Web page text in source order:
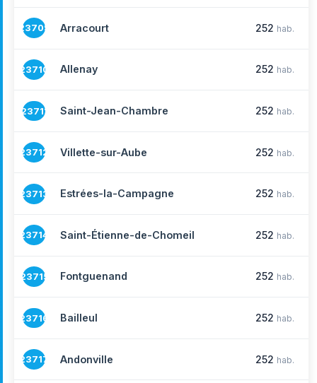
23709 Arracourt 252 hab.
23710 Allenay 252 hab.
23711 Saint-Jean-Chambre 252 hab.
23712 Villette-sur-Aube 252 hab.
23713 Estrées-la-Campagne 252 hab.
23714 Saint-Étienne-de-Chomeil 252 hab.
23715 Fontguenand 252 hab.
23716 Bailleul 252 hab.
23717 Andonville 252 hab.